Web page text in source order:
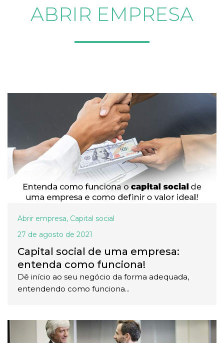
ABRIR EMPRESA
Abrir empresa, Capital social
27 de agosto de 2021
Capital social de uma empresa:
entenda como funciona!
Dê início ao seu negócio da forma adequada,
entendendo como funciona...